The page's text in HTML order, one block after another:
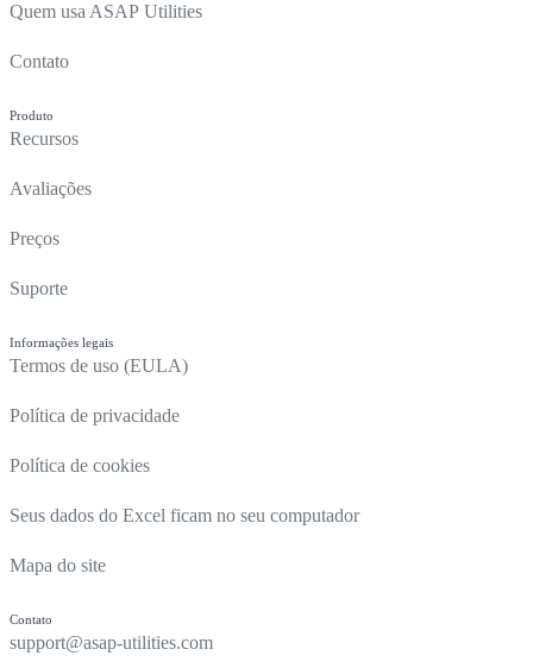
Quem usa ASAP Utilities
Contato
Produto
Recursos
Avaliações
Preços
Suporte
Informações legais
Termos de uso (EULA)
Política de privacidade
Política de cookies
Seus dados do Excel ficam no seu computador
Mapa do site
Contato
support@asap-utilities.com